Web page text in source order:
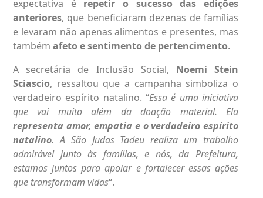
expectativa é repetir o sucesso das edições
anteriores, que beneficiaram dezenas de famílias
e levaram não apenas alimentos e presentes, mas
também afeto e sentimento de pertencimento.
A secretária de Inclusão Social, Noemi Stein
Sciascio, ressaltou que a campanha simboliza o
verdadeiro espírito natalino. “Essa é uma iniciativa
que vai muito além da doação material. Ela
representa amor, empatia e o verdadeiro espírito
natalino. A São Judas Tadeu realiza um trabalho
admirável junto às famílias, e nós, da Prefeitura,
estamos juntos para apoiar e fortalecer essas ações
que transformam vidas“.